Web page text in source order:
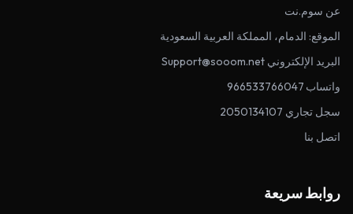
عن سوم.نت
الموقع: الدمام، المملكة العربية السعودية
البريد الإلكتروني Support@sooom.net
واتساب 966533766047
سجل تجاري 2050134107
اتصل بنا
روابط سريعة